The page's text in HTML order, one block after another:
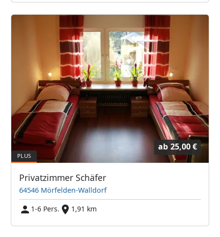
ab 25,00 €
Privatzimmer Schäfer
64546 Mörfelden-Walldorf
1-6 Pers.
1,91 km